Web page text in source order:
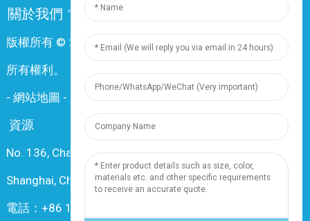
關於我們 常問問題
版權所有 © 2024 上海鼎尊電氣電纜股份有限公司。保留
所有權利。
- 網站地圖 - Resource
資源
No. 136, Changxiang Rd., Nanxiang Town, 201802,
Shanghai, China
電話：+86 18019377761